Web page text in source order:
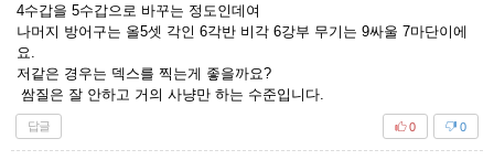
4수갑을 5수갑으로 바꾸는 정도인데여
나머지 방어구는 올5셋 각인 6각반 비각 6강부 무기는 9싸울 7마단이에
요.
저같은 경우는 덱스를 찍는게 좋을까요?
쌈질은 잘 안하고 거의 사냥만 하는 수준입니다.
답글 0
0